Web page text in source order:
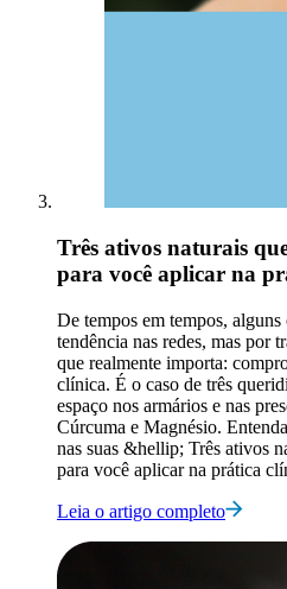
Três ativos naturais
para você aplicar na
De tempos em tempos,
tendência nas redes, mas por
que realmente importa:
clínica. É o caso de três
espaço nos armários e nas
Cúrcuma e Magnésio.
nas suas &hellip; Três ativos
para você aplicar na prática
Leia o artigo completo